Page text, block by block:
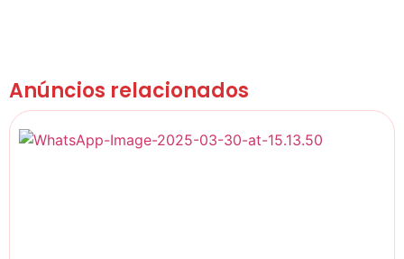
Anúncios relacionados